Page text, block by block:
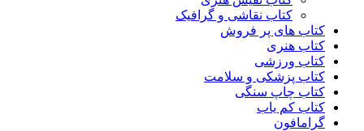
کتاب نقاشی و گرافیک
کتاب های پر فروش
کتاب هنری
کتاب ورزشی
کتاب پزشکی و سلامت
کتاب چاپ سنگی
کتاب کم یاب
گرامافون